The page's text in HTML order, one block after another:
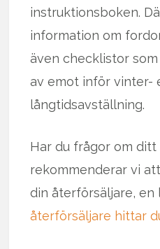
instruktionsboken.
information om
även checklistor
av emot inför vinter-
långtidsavställning.
Har du frågor om
rekommenderar vi
din återförsäljare, en
återförsäljare hittar